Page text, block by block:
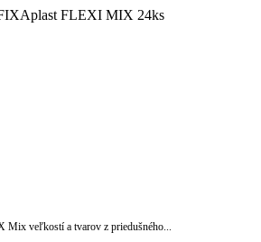
veľkostí a tvarov z priedušného...